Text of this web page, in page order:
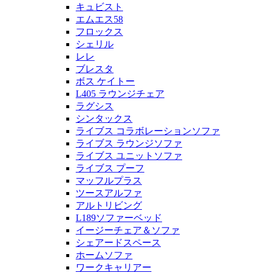
キュビスト
エムエス58
フロックス
シェリル
レレ
ブレスタ
ボス ケイトー
L405 ラウンジチェア
ラグシス
シンタックス
ライブス コラボレーションソファ
ライブス ラウンジソファ
ライブス ユニットソファ
ライブス プーフ
マッフルプラス
ツースアルファ
アルトリビング
L189ソファーベッド
イージーチェア＆ソファ
シェアードスペース
ホームソファ
ワークキャリアー